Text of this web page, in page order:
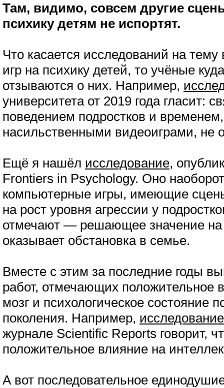
Там, видимо, совсем другие
психику детям не испортят.
Что касается исследований на
игр на психику детей, то учёные
отзываются о них. Например,
университета от 2019 года гласит:
поведением подростков и
насильственными видеоиграми, не
Ещё я нашёл исследование,
Frontiers in Psychology. Оно
компьютерные игры, имеющие
на рост уровня агрессии у
отмечают — решающее значение на
оказывает обстановка в семье.
Вместе с этим за последние годы
работ, отмечающих положительное
мозг и психологическое состояние
поколения. Например, исследование
журнале Scientific Reports говорит,
положительное влияние на
А вот последовательное